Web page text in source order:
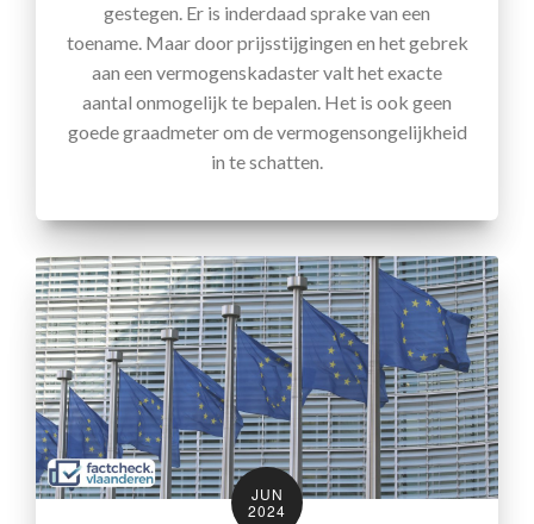
gestegen. Er is inderdaad sprake van een
toename. Maar door prijsstijgingen en het gebrek
aan een vermogenskadaster valt het exacte
aantal onmogelijk te bepalen. Het is ook geen
goede graadmeter om de vermogensongelijkheid
in te schatten.
JUN
2024